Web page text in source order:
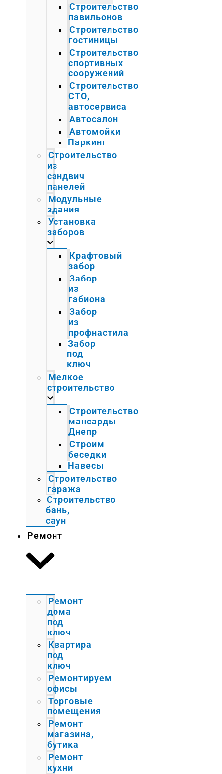
Строительство
павильонов
Строительство
гостиницы
Строительство
спортивных
сооружений
Строительство
СТО,
автосервиса
Автосалон
Автомойки
Паркинг
Строительство
из
сэндвич
панелей
Модульные
здания
Установка
заборов
Крафтовый
забор
Забор
из
габиона
Забор
из
профнастила
Забор
под
ключ
Мелкое
строительство
Строительство
мансарды
Днепр
Строим
беседки
Навесы
Строительство
гаража
Строительство
бань,
саун
Ремонт
Ремонт
дома
под
ключ
Квартира
под
ключ
Ремонтируем
офисы
Торговые
помещения
Ремонт
магазина,
бутика
Ремонт
кухни